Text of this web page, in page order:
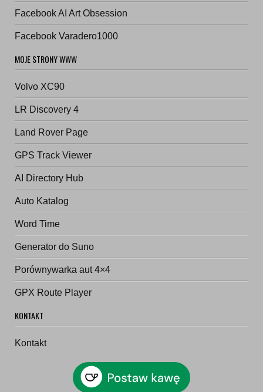
Facebook AI Art Obsession
Facebook Varadero1000
MOJE STRONY WWW
Volvo XC90
LR Discovery 4
Land Rover Page
GPS Track Viewer
AI Directory Hub
Auto Katalog
Word Time
Generator do Suno
Porównywarka aut 4×4
GPX Route Player
KONTAKT
Kontakt